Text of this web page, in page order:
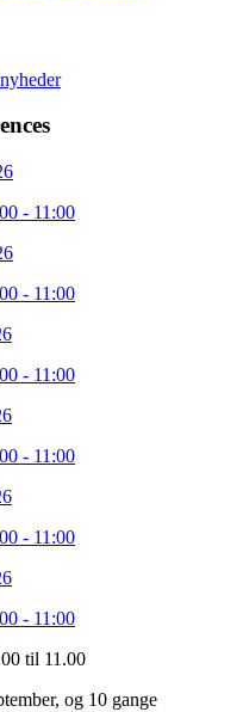
- 11:00
- 11:00
- 11:00
- 11:00
- 11:00
- 11:00
til 11.00
og 10 gange